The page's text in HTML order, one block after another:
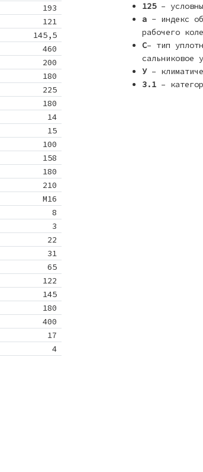
193
121
145,5
460
200
180
225
180
14
15
100
158
180
210
М16
8
3
22
31
65
122
145
180
400
17
4
125–
а - индекс
рабочего
С– тип
сальниковое
У–
3.1 –